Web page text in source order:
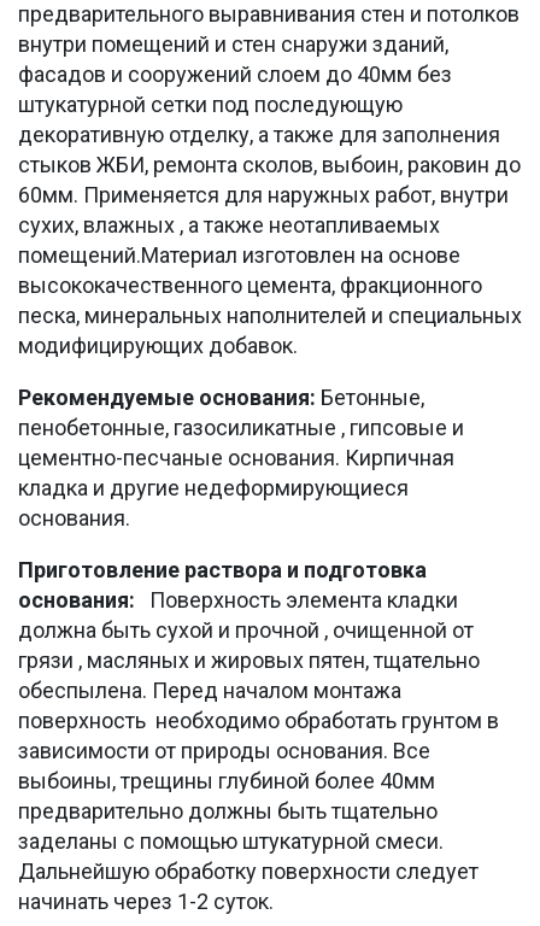
предварительного выравнивания стен и потолков
внутри помещений и стен снаружи зданий,
фасадов и сооружений слоем до 40мм без
штукатурной сетки под последующую
декоративную отделку, а также для заполнения
стыков ЖБИ, ремонта сколов, выбоин, раковин до
60мм. Применяется для наружных работ, внутри
сухих, влажных , а также неотапливаемых
помещений.Материал изготовлен на основе
высококачественного цемента, фракционного
песка, минеральных наполнителей и специальных
модифицирующих добавок.
Рекомендуемые основания: Бетонные,
пенобетонные, газосиликатные , гипсовые и
цементно-песчаные основания. Кирпичная
кладка и другие недеформирующиеся
основания.
Приготовление раствора и подготовка
основания: Поверхность элемента кладки
должна быть сухой и прочной , очищенной от
грязи , масляных и жировых пятен, тщательно
обеспылена. Перед началом монтажа
поверхность необходимо обработать грунтом в
зависимости от природы основания. Все
выбоины, трещины глубиной более 40мм
предварительно должны быть тщательно
заделаны с помощью штукатурной смеси.
Дальнейшую обработку поверхности следует
начинать через 1-2 суток.